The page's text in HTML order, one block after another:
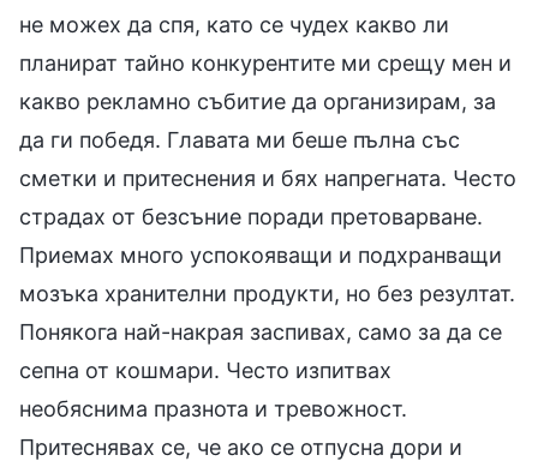
не можех да спя, като се чудех какво ли
планират тайно конкурентите ми срещу мен и
какво рекламно събитие да организирам, за
да ги победя. Главата ми беше пълна със
сметки и притеснения и бях напрегната. Често
страдах от безсъние поради претоварване.
Приемах много успокояващи и подхранващи
мозъка хранителни продукти, но без резултат.
Понякога най-накрая заспивах, само за да се
сепна от кошмари. Често изпитвах
необяснима празнота и тревожност.
Притеснявах се, че ако се отпусна дори и